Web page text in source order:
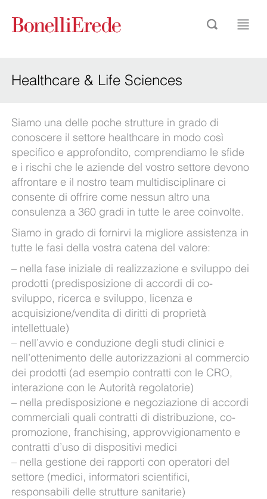
Healthcare & Life Sciences
Siamo una delle poche strutture in grado di
conoscere il settore healthcare in modo così
specifico e approfondito, comprendiamo le sfide
e i rischi che le aziende del vostro settore devono
affrontare e il nostro team multidisciplinare ci
consente di offrire come nessun altro una
consulenza a 360 gradi in tutte le aree coinvolte.
Siamo in grado di fornirvi la migliore assistenza in
tutte le fasi della vostra catena del valore:
– nella fase iniziale di realizzazione e sviluppo dei
prodotti (predisposizione di accordi di co-
sviluppo, ricerca e sviluppo, licenza e
acquisizione/vendita di diritti di proprietà
intellettuale)
– nell’avvio e conduzione degli studi clinici e
nell’ottenimento delle autorizzazioni al commercio
dei prodotti (ad esempio contratti con le CRO,
interazione con le Autorità regolatorie)
– nella predisposizione e negoziazione di accordi
commerciali quali contratti di distribuzione, co-
promozione, franchising, approvvigionamento e
contratti d’uso di dispositivi medici
– nella gestione dei rapporti con operatori del
settore (medici, informatori scientifici,
responsabili delle strutture sanitarie)